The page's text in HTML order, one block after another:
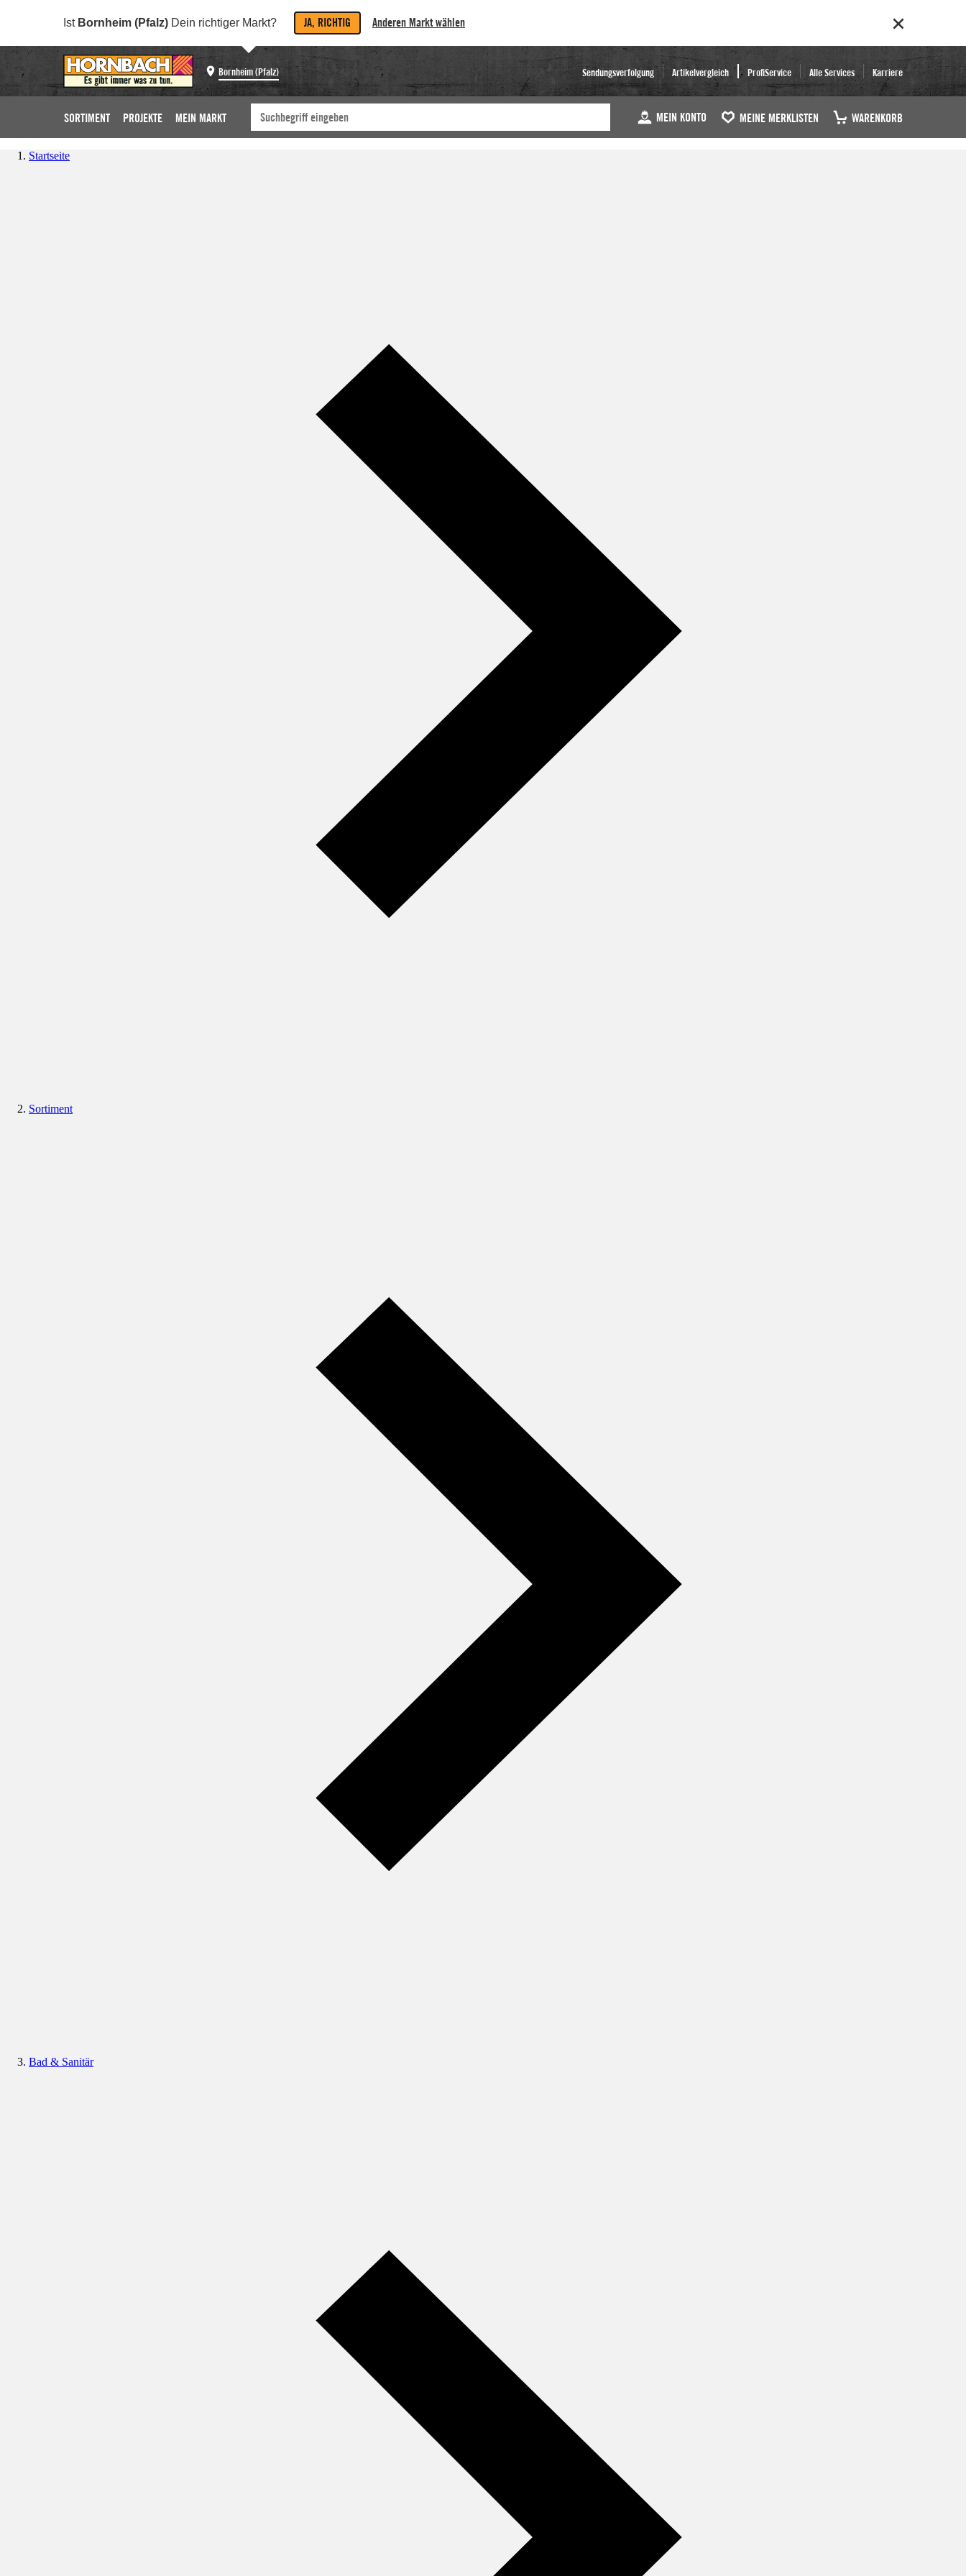
Ist Bornheim (Pfalz) Dein richtiger Markt? JA, RICHTIG Anderen Markt wählen
Bornheim (Pfalz) Sendungsverfolgung Artikelvergleich ProfiService Alle Services Karriere
SORTIMENT PROJEKTE MEIN MARKT MEIN KONTO MEINE MERKLISTEN WARENKORB
Startseite
Sortiment
Bad & Sanitär